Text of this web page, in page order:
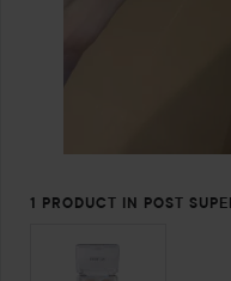
1 PRODUCT IN POST